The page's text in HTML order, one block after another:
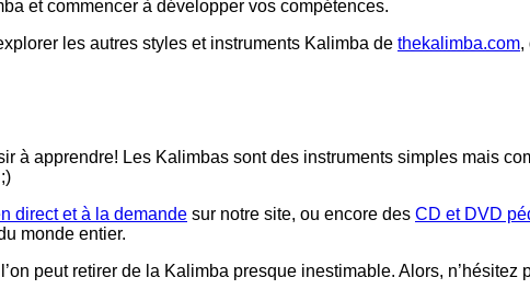
et commencer à développer vos compétences.
les autres styles et instruments Kalimba de thekalimba.com,
à apprendre! Les Kalimbas sont des instruments simples mais
direct et à la demande sur notre site, ou encore des CD et DVD
monde entier.
peut retirer de la Kalimba presque inestimable. Alors, n’hésitez